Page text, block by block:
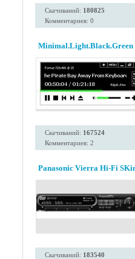
Скачиваний: 180825
Комментариев: 0
Minimal.Light.Black.Green
Скачиваний: 167524
Комментариев: 2
Panasonic Vierra Hi-Fi
Скачиваний: 183540